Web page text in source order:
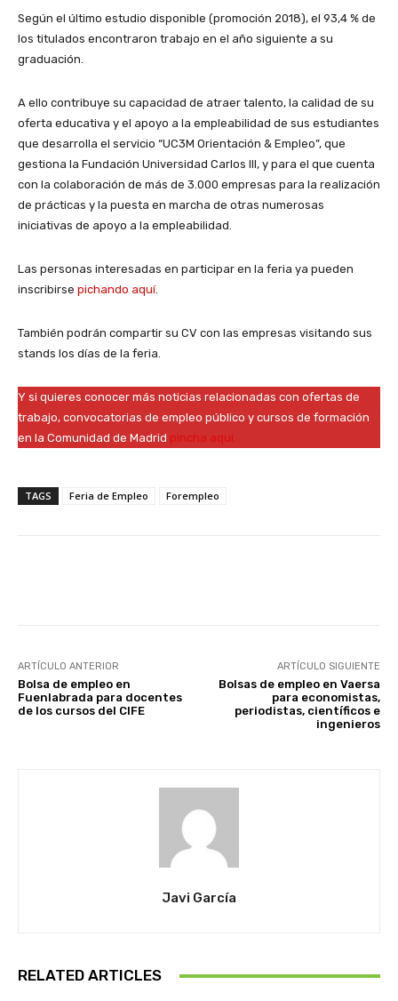
Según el último estudio disponible (promoción 2018), el 93,4 % de
los titulados encontraron trabajo en el año siguiente a su
graduación.
A ello contribuye su capacidad de atraer talento, la calidad de su
oferta educativa y el apoyo a la empleabilidad de sus estudiantes
que desarrolla el servicio “UC3M Orientación & Empleo”, que
gestiona la Fundación Universidad Carlos III, y para el que cuenta
con la colaboración de más de 3.000 empresas para la realización
de prácticas y la puesta en marcha de otras numerosas
iniciativas de apoyo a la empleabilidad.
Las personas interesadas en participar en la feria ya pueden
inscribirse pichando aquí.
También podrán compartir su CV con las empresas visitando sus
stands los días de la feria.
Y si quieres conocer más noticias relacionadas con ofertas de
trabajo, convocatorias de empleo público y cursos de formación
en la Comunidad de Madrid pincha aquí.
TAGS Feria de Empleo Forempleo
ARTÍCULO ANTERIOR
Bolsa de empleo en
Fuenlabrada para docentes
de los cursos del CIFE
ARTÍCULO SIGUIENTE
Bolsas de empleo en Vaersa
para economistas,
periodistas, científicos e
ingenieros
Javi García
RELATED ARTICLES